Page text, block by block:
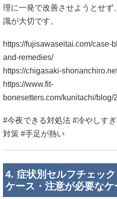
理に一発で改善させようとせ
識が大切です。
https://fujisawaseitai.com/case-
and-remedies/
https://chigasaki-
https://www.fit-
bonesetters.com/kunitachi/blog/
#今夜できる対処法 #冷やしす
対策 #手足が熱い
4. 症状別セルフチェッ
ケース・注意が必要なケ